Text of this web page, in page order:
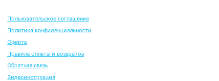
Пользовательское соглашение
Политика конфиденциальности
Оферта
Правила оплаты и возвратов
Обратная связь
Видеоинструкция